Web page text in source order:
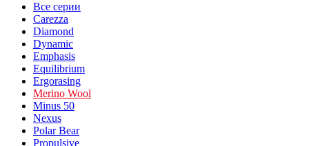
Все серии
Carezza
Diamond
Dynamic
Emphasis
Equilibrium
Ergorasing
Merino Wool
Minus 50
Nexus
Polar Bear
Propulsive